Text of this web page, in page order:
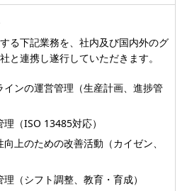
る下記業務を、社内及び国内外のグ
と連携し遂行していただきます。
インの運営管理（生産計画、進捗管
理（ISO 13485対応）
向上のための改善活動（カイゼン、
理（シフト調整、教育・育成）